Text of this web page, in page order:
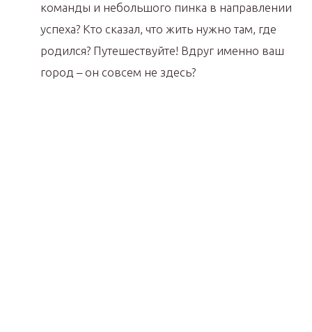
команды и небольшого пинка в направлении
успеха? Кто сказал, что жить нужно там, где
родился? Путешествуйте! Вдруг именно ваш
город – он совсем не здесь?